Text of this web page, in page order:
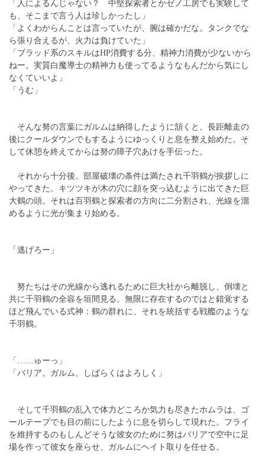
「人によるんじゃない？ 中堅探索者とかゼノ工房でも実験して
も、そこまで言う人は珍しかったし」
「よくわからんことは言っていたが、腕は確かだな。タンクでな
ら張り合えるが、火力は負けていた」
「ブラッド系のスキルはHP消費する分、精神力消費が少ないから
ねー。実質白魔導士の精神力も使ってるようなもんだから気にし
なくていいよ」
「うむ」
そんな努の言葉にガルムは納得したように頷くと、長距離走の
後にクールダウンでもするようにゆっくりと息を整え始めた。そ
して休憩を終えてからは努の障子穴あけを手伝った。
それから十分後。部屋破壊の条件は満たされ千羽鶴が挨拶しに
やってきた。キツツキが木の穴に顔を突っ込むように出てきた巨
大鶴の頭。それは百羽鶴と探索者の方向に二分割され、光線を溜
めるように光が集まり始める。
「逃げろー」
努たちはその光線から逃れるために巨大社から離脱し、倒壊と
共に千羽鶴の全容を垣間見る。無限に存在するのではと錯覚する
ほど飛んでいる式神：鶴の群れに、それを統括する戦艦のような
千羽鶴。
「……ゅーっ」
「バリア。ガルム、しばらくはよろしく」
そして千羽鶴の乱入で体力どころか気力も尽きたホムラは、ゴ
ールテープでも目の前にしたように息を切らして現れた。フライ
を維持するのもしんどそうな彼女のために努はバリアで空中に足
場を作って彼女を座らせ、ガルムにヘイト取りを任せる。